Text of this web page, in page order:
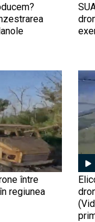
între
regiunea